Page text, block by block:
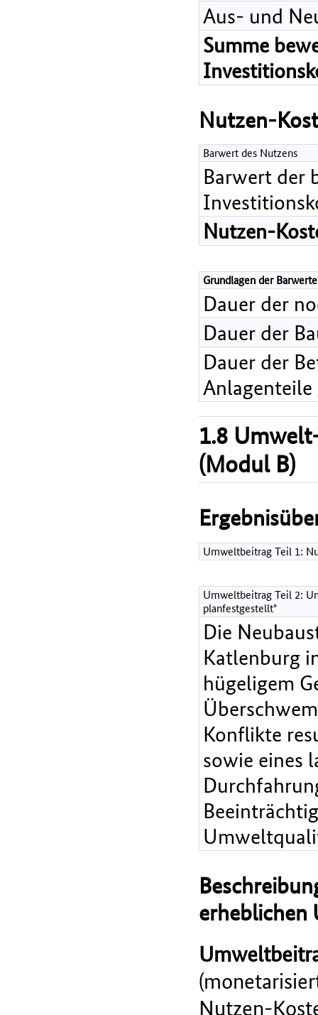
Aus- und
Summe
Nutzen-
Barwert des Nutzens
Barwert der
Nutzen-
Grundlagen der
Dauer der
Dauer der
Dauer der
1.8
(Modul B)
Umweltbeitrag Teil 1:
Umweltbeitrag Teil 2:
planfestgestellt"
Die
Katlenburg
hügeligem
Konflikte
sowie eines
erheblichen
Nutzen-